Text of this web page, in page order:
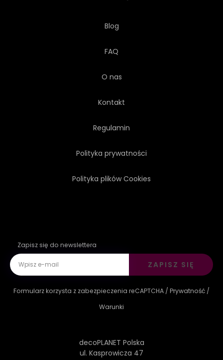
Blog
FAQ
O nas
Kontakt
Regulamin
Polityka prywatności
Polityka plików Cookies
Zapisz się do newslettera
ZAPISZ SIĘ
Formularz korzysta z zabezpieczenia reCAPTCHA / Prywatność /
Warunki
decoPLANET Polska
ul. Kasprowicza 47